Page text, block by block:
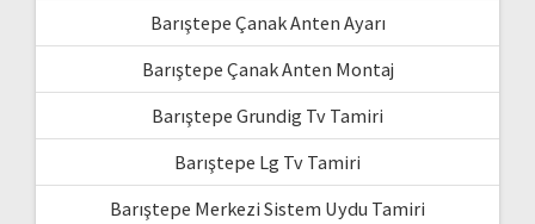
Barıştepe Çanak Anten Ayarı
Barıştepe Çanak Anten Montaj
Barıştepe Grundig Tv Tamiri
Barıştepe Lg Tv Tamiri
Barıştepe Merkezi Sistem Uydu Tamiri